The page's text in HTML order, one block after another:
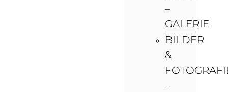
–
GALERIE
BILDER
&
–